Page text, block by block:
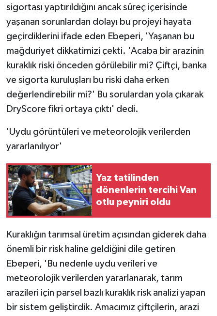
sigortası yaptırıldığını ancak süreç içerisinde
yaşanan sorunlardan dolayı bu projeyi hayata
geçirdiklerini ifade eden Ebeperi, 'Yaşanan bu
mağduriyet dikkatimizi çekti. 'Acaba bir arazinin
kuraklık riski önceden görülebilir mi? Çiftçi, banka
ve sigorta kuruluşları bu riski daha erken
değerlendirebilir mi?' Bu sorulardan yola çıkarak
DryScore fikri ortaya çıktı' dedi.
'Uydu görüntüleri ve meteorolojik verilerden
yararlanılıyor'
Yaz tatilinden
dönenlerin tercihi Van
otlu peyniri oldu
Kuraklığın tarımsal üretim açısından giderek daha
önemli bir risk haline geldiğini dile getiren
Ebeperi, 'Bu nedenle uydu verileri ve
meteorolojik verilerden yararlanarak, tarım
arazileri için parsel bazlı kuraklık risk analizi yapan
bir sistem geliştirdik. Amacımız çiftçilerin, arazi
Yerel Haberler